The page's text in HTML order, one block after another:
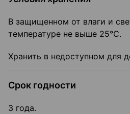
В защищенном от влаги и
температуре не выше 25°С.
Хранить в недоступном для
Срок годности
3 года.